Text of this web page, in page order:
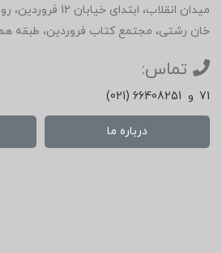
میدان انقلاب،
خان رشتی، مجتمع کتاب فروردین، طبقه
تماس:
(021) 66408251 و 71
درباره ما